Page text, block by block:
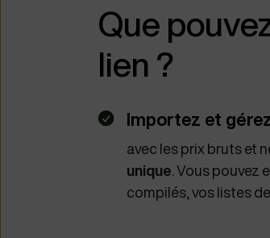
Que
lien ?
Importez et
avec les prix bruts et
unique. Vous pouvez
compilés, vos listes